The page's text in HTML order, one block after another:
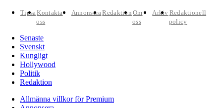
TipsaKontakta
oss
AnnonseraRedaktion Om
oss
Arkiv Redaktionell
policy
Senaste
Svenskt
Kungligt
Hollywood
Politik
Redaktion
Allmänna villkor för Premium